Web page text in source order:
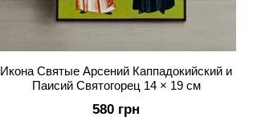
Икона Святые Арсений Каппадокийский и
Паисий Святогорец 14 × 19 см
580 грн